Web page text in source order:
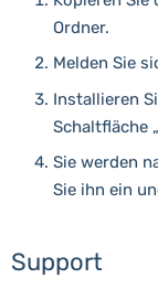
Ordner.
Melden Sie
Installieren
Schaltfläche
Sie werden
Sie ihn ein
Support